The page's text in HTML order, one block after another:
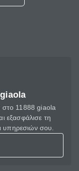
στο 11888 giaola
εξασφάλισε τη
υπηρεσιών σου.